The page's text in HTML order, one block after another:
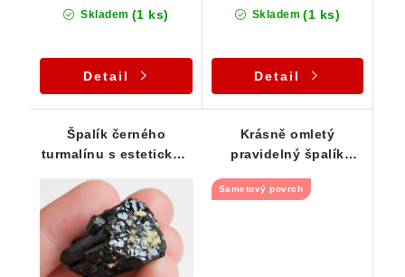
Skladem (1 ks)
Detail
Skladem (1 ks)
Detail
Špalík černého
turmalínu s estetickým
Krásně omletý
pravidelný špalík
g
Sametový povrch